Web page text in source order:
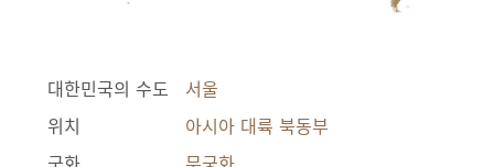
대한민국의 수도
서울
위치
아시아 대륙 북동부